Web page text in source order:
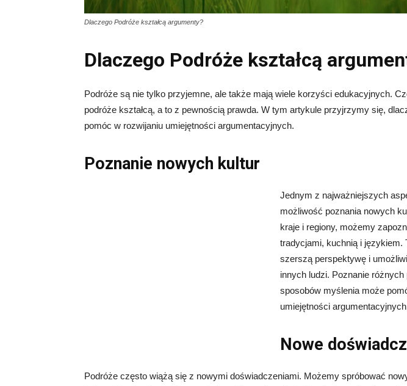
Dlaczego Podróże kształcą argumenty?
Dlaczego Podróże kształcą
Podróże są nie tylko przyjemne, ale także mają wiele korzyści edukacyjnych.
podróże kształcą, a to z pewnością prawda. W tym artykule przyjrzymy się,
pomóc w rozwijaniu umiejętności argumentacyjnych.
Poznanie nowych kultur
Jednym z najważniejszych
możliwość poznania nowych
kraje i regiony, możemy
tradycjami, kuchnią i językiem.
szerszą perspektywę i
innych ludzi. Poznanie
sposobów myślenia może
umiejętności
Nowe
Podróże często wiążą się z nowymi doświadczeniami. Możemy spróbować